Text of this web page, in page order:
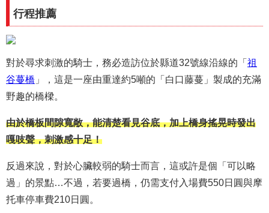
行程推薦
對於尋求刺激的騎士，務必造訪位於縣道32號線沿線的「 祖
谷蔓橋 」，這是一座由重達約5噸的「白口藤蔓」製成的充滿
野趣的橋樑。
由於橋板間隙寬敞，能清楚看見谷底，加上橋身搖晃時發出
嘎吱聲，刺激感十足！
反過來說，對於心臟較弱的騎士而言，這或許是個「可以略
過」的景點…不過，若要過橋，仍需支付入場費550日圓與摩
托車停車費210日圓。